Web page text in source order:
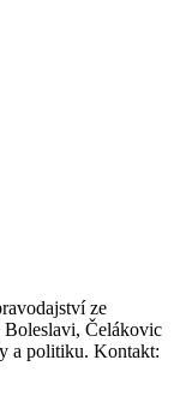
ze
Boleslavi, Čelákovic
a politiku. Kontakt: